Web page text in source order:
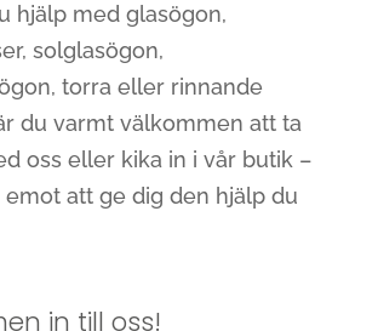
hjälp med glasögon,
solglasögon,
torra eller rinnande
du varmt välkommen att ta
oss eller kika in i vår butik –
att ge dig den hjälp du
in till oss!